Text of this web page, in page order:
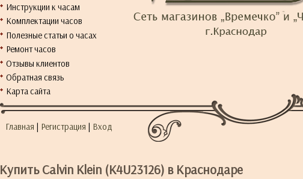
Инструкции к часам
Комплектации часов
Полезные статьи о часах
Ремонт часов
Отзывы клиентов
Обратная связь
Карта сайта
Главная | Регистрация | Вход
Купить Calvin Klein (K4U23126) в Краснодаре